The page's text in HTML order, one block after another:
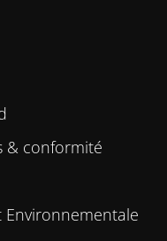
& conformité
Environnementale